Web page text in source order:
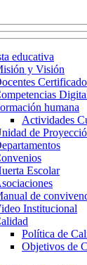
educativa
y Visión
humana
Actividades
de
Escolar
de
Institucional
Política de
Objetivos de